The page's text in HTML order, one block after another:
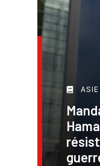
ASIE